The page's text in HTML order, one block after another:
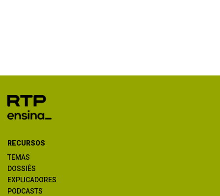
RECURSOS
TEMAS
DOSSIÊS
EXPLICADORES
PODCASTS